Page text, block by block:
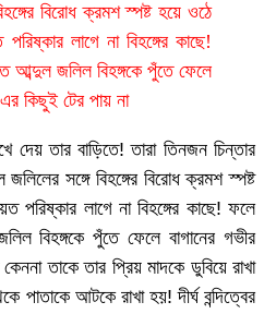
বিরোধ ক্রমশ স্পষ্ট হয়ে ওঠে
লাগে না বিহঙ্গের কাছে!
আব্দুল জলিল বিহঙ্গকে পুঁতে ফেলে
এর কিছুই টের পায় না
দেয় তার বাড়িতে! তারা তিনজন চিন্তার
সঙ্গে বিহঙ্গের বিরোধ ক্রমশ স্পষ্ট
পরিষ্কার লাগে না বিহঙ্গের কাছে! ফলে
বিহঙ্গকে পুঁতে ফেলে বাগানের গভীর
তাকে তার প্রিয় মাদকে ডুবিয়ে রাখা
পাতাকে আটকে রাখা হয়! দীর্ঘ বন্দিত্বের